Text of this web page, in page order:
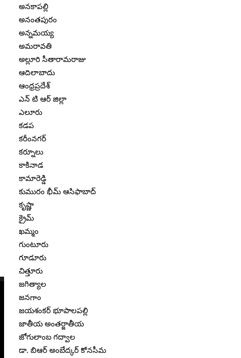
అనకాపల్లి
అనంతపురం
అన్నమయ్య
అమరావతి
అల్లూరి సీతారామరాజు
ఆదిలాబాదు
ఆంధ్రప్రదేశ్
ఎన్ టి ఆర్ జిల్లా
ఎలూరు
కడప
కరీంనగర్
కర్నూలు
కాకినాడ
కామారెడ్డి
కుమురం భీమ్ ఆసిఫాబాద్
కృష్ణా
క్రైమ్
ఖమ్మం
గుంటూరు
గూడూరు
చిత్తూరు
జగిత్యాల
జనగాం
జయశంకర్ భూపాలపల్లి
జాతీయ అంతర్జాతీయ
జోగులాంబ గద్వాల
డా. బిఆర్ అంబేద్కర్ కోనసీమ